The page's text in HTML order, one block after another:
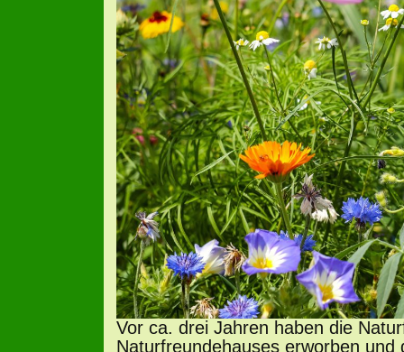
Vor ca. drei Jahren haben die
Naturfreundehauses erworben